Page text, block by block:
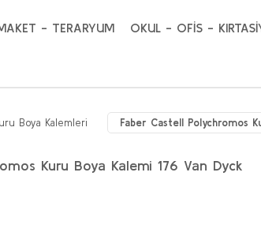
- TERARYUM OKUL - OFİS -
Boya Kalemleri Faber Castell Polychromos
Kuru Boya Kalemi 176 Van Dyck